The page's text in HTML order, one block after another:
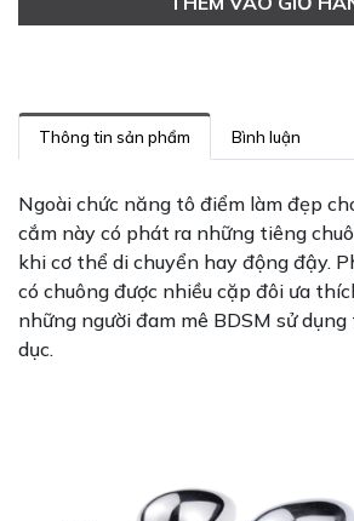
Thông tin sản phẩm Bình luận
Ngoài chức năng tô điểm làm đẹp
cắm này có phát ra những tiêng
khi cơ thể di chuyển hay động đậy.
có chuông được nhiều cặp đôi ưa
những người đam mê BDSM sử
dục.